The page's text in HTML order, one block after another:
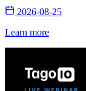
2026-08-25
Learn more